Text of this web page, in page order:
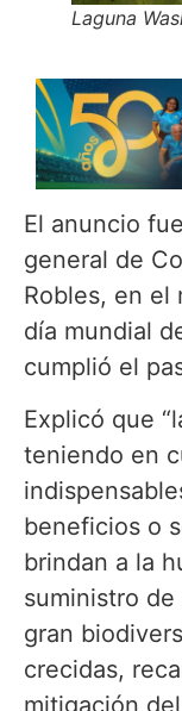
Laguna
El anuncio
general de
Robles, en el
día mundial
cumplió el
Explicó que
teniendo en
beneficios o
brindan a la
suministro
gran
crecidas,
mitigación